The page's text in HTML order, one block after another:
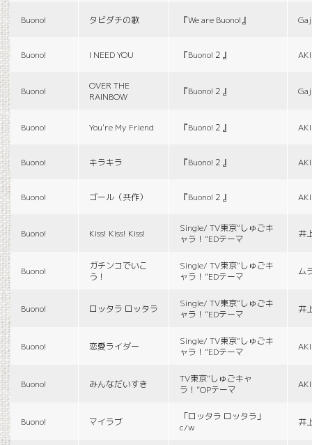
Buono! タビダチの歌 『We are Buono!』
Buono! I NEED YOU 『Buono!２』
Buono!
OVER THE
RAINBOW
『Buono!２』
Buono! You're My Friend 『Buono!２』
Buono! キラキラ 『Buono!２』
Buono! ゴール（共作） 『Buono!２』
Buono! Kiss! Kiss! Kiss!
Single/ TV東京“しゅごキ
ャラ！”EDテーマ
井
Buono!
ガチンコでいこ
う！
Single/ TV東京“しゅごキ
ャラ！”EDテーマ
ム
Buono! ロッタラ ロッタラ
Single/ TV東京“しゅごキ
ャラ！”EDテーマ
井
Buono! 恋愛ライダー
Single/ TV東京“しゅごキ
ャラ！”EDテーマ
Buono! みんなだいすき
TV東京“しゅごキャ
ラ！”OPテーマ
Buono! マイラブ
「ロッタラ ロッタラ」
c/w
井